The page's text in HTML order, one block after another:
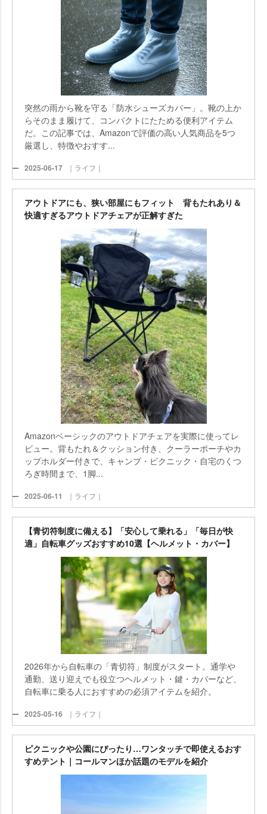
突然の雨から靴を守る「防水シューズカバー」。靴の上か
らそのまま履けて、コンパクトにたためる便利アイテム
だ。この記事では、Amazonで評価の高い人気商品を5つ
厳選し、特徴やおすす...
2025-06-17 ｜ライフ｜
アウトドアにも、狭い部屋にもフィット 背もたれあり＆
快適すぎるアウトドアチェアが正解すぎた
Amazonベーシックのアウトドアチェアを実際に使ってレ
ビュー。背もたれ＆クッション付き、クーラーポーチやカ
ップホルダー付きで、キャンプ・ピクニック・自宅のくつ
ろぎ時間まで、1脚...
2025-06-11 ｜ライフ｜
【青切符制度に備える】「安心して乗れる」「毎日が快
適」自転車グッズおすすめ10選【ヘルメット・カバー】
2026年から自転車の「青切符」制度がスタート。通学
通勤、送り迎えでも役立つヘルメット・鍵・カバーなど、
自転車に乗る人におすすめの必須アイテムを紹介。
2025-05-16 ｜ライフ｜
ピクニックや公園にぴったり…ワンタッチで即使えるおす
すめテント｜コールマンほか話題のモデルを紹介